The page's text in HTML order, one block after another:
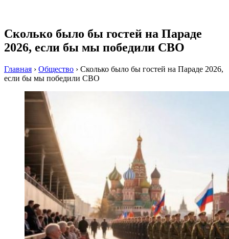
Сколько было бы гостей на Параде
2026, если бы мы победили СВО
Главная › Общество › Сколько было бы гостей на Параде 2026,
если бы мы победили СВО